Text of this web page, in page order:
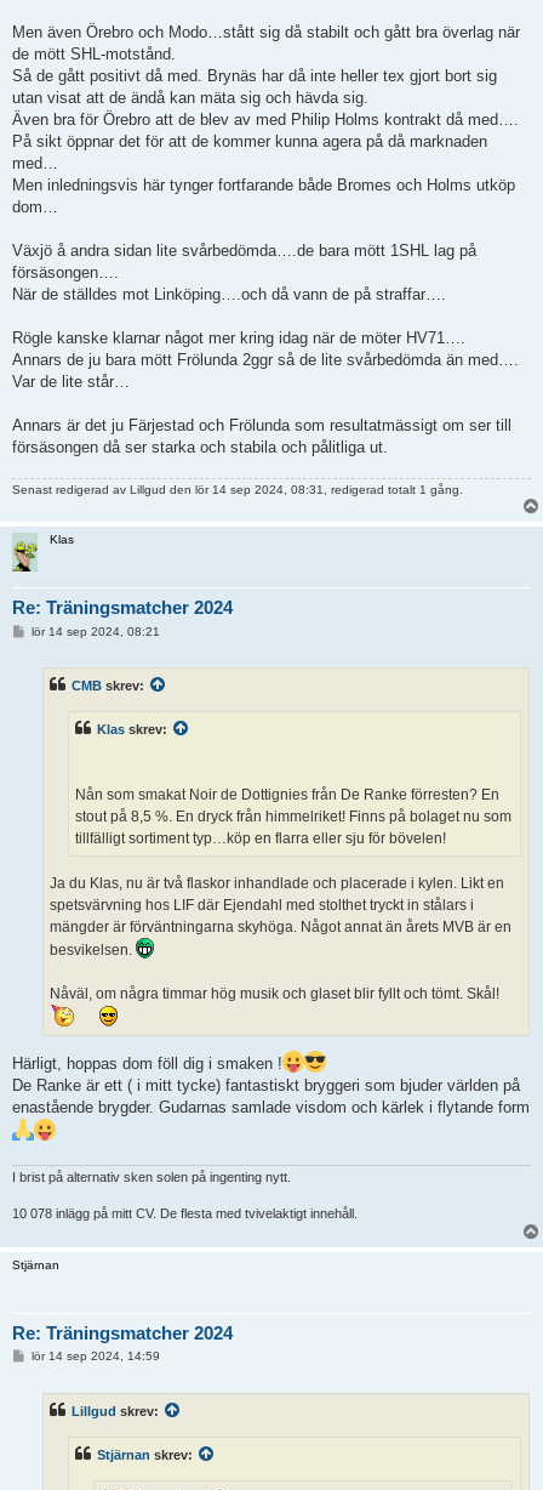
Men även Örebro och Modo…stått sig då stabilt och gått bra överlag när
de mött SHL-motstånd.
Så de gått positivt då med. Brynäs har då inte heller tex gjort bort sig
utan visat att de ändå kan mäta sig och hävda sig.
Även bra för Örebro att de blev av med Philip Holms kontrakt då med….
På sikt öppnar det för att de kommer kunna agera på då marknaden
med…
Men inledningsvis här tynger fortfarande både Bromes och Holms utköp
dom…
Växjö å andra sidan lite svårbedömda….de bara mött 1SHL lag på
försäsongen….
När de ställdes mot Linköping….och då vann de på straffar….
Rögle kanske klarnar något mer kring idag när de möter HV71….
Annars de ju bara mött Frölunda 2ggr så de lite svårbedömda än med….
Var de lite står…
Annars är det ju Färjestad och Frölunda som resultatmässigt om ser till
försäsongen då ser starka och stabila och pålitliga ut.
Senast redigerad av Lillgud den lör 14 sep 2024, 08:31, redigerad totalt 1 gång.
Klas
Re: Träningsmatcher 2024
lör 14 sep 2024, 08:21
CMB skrev:
Klas skrev:
Nån som smakat Noir de Dottignies från De Ranke förresten? En
stout på 8,5 %. En dryck från himmelriket! Finns på bolaget nu som
tillfälligt sortiment typ…köp en flarra eller sju för bövelen!
Ja du Klas, nu är två flaskor inhandlade och placerade i kylen. Likt en
spetsvärvning hos LIF där Ejendahl med stolthet tryckt in stålars i
mängder är förväntningarna skyhöga. Något annat än årets MVB är en
besvikelsen.
Nåväl, om några timmar hög musik och glaset blir fyllt och tömt. Skål!
Härligt, hoppas dom föll dig i smaken !
De Ranke är ett ( i mitt tycke) fantastiskt bryggeri som bjuder världen på
enastående brygder. Gudarnas samlade visdom och kärlek i flytande form
I brist på alternativ sken solen på ingenting nytt.
10 078 inlägg på mitt CV. De flesta med tvivelaktigt innehåll.
Stjärnan
Re: Träningsmatcher 2024
lör 14 sep 2024, 14:59
Lillgud skrev:
Stjärnan skrev: